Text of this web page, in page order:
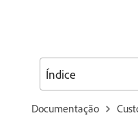
Documentação
Índice